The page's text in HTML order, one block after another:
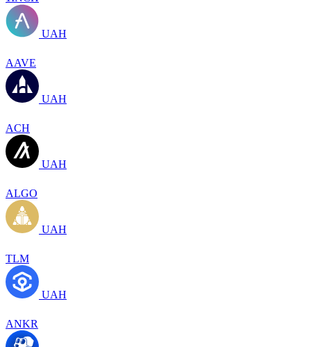
UAH
AAVE
UAH
ACH
UAH
ALGO
UAH
TLM
UAH
ANKR